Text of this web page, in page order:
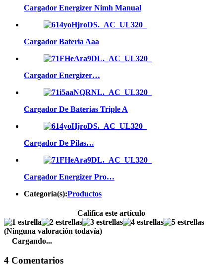
Cargador Energizer Nimh Manual
Cargador Bateria Aaa
Cargador Energizer…
Cargador De Baterias Triple A
Cargador De Pilas…
Cargador Energizer Pro…
Categoría(s):Productos
Califica este artículo
(Ninguna valoración todavía)
Cargando...
4 Comentarios